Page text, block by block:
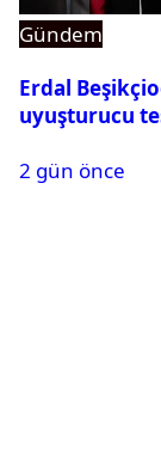
Gündem
Erdal
uyuşturucu
2 gün önce